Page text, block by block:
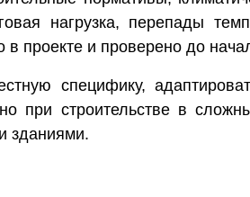
нагрузка, перепады
проекте и проверено до
специфику,
при строительстве в
зданиями.